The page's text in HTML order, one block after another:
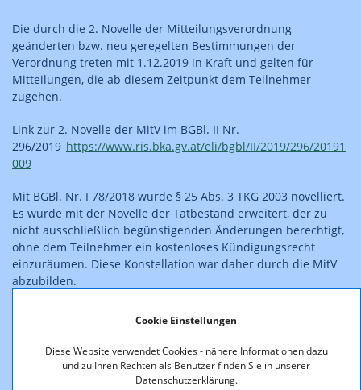
Cookie Einstellungen
Diese Website verwendet Cookies - nähere Informationen dazu
und zu Ihren Rechten als Benutzer finden Sie in unserer
Datenschutzerklärung.
Die durch die 2. Novelle der Mitteilungsverordnung
geänderten bzw. neu geregelten Bestimmungen der
Verordnung treten mit 1.12.2019 in Kraft und gelten für
Mitteilungen, die ab diesem Zeitpunkt dem Teilnehmer
zugehen.
Link zur 2. Novelle der MitV im BGBl. II Nr.
296/2019 https://www.ris.bka.gv.at/eli/bgbl/II/2019/296/20191
009
Mit BGBl. Nr. I 78/2018 wurde § 25 Abs. 3 TKG 2003 novelliert.
Es wurde mit der Novelle der Tatbestand erweitert, der zu
nicht ausschließlich begünstigenden Änderungen berechtigt,
ohne dem Teilnehmer ein kostenloses Kündigungsrecht
einzuräumen. Diese Konstellation war daher durch die MitV
abzubilden.
Die gegenständliche Änderung der MitV nimmt die
erforderlichen Anpassungen auf Grund der genannten TKG-
Novelle, der Identifikationsverordnung (IVO) (BGBl. II Nr.
7/2019) sowie der bisherigen Erfahrung der RTR-GmbH vor.